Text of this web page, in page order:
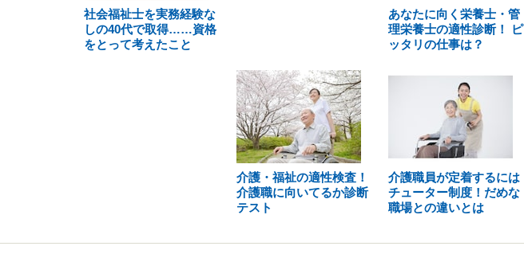
社会福祉士を実務経験な
しの40代で取得……資格
をとって考えたこと
あなたに向く栄養士・管
理栄養士の適性診断！ ピ
ッタリの仕事は？
介護・福祉の適性検査！
介護職に向いてるか診断
テスト
介護職員が定着するには
チューター制度！だめな
職場との違いとは